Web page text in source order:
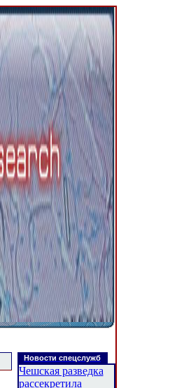
Новости спецслужб
Чешская разведка
рассекретила